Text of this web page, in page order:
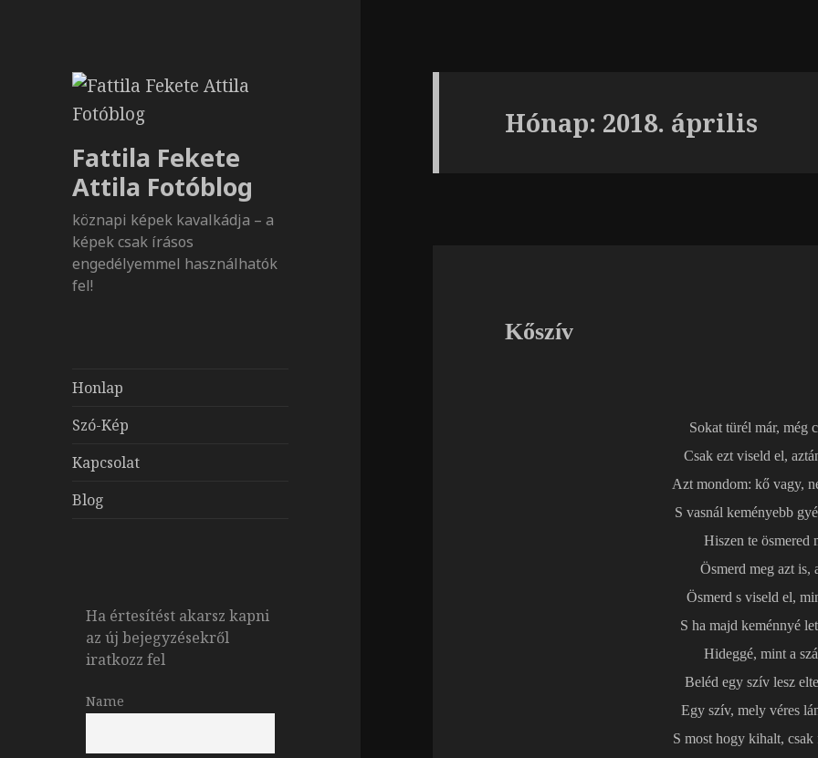
Fattila Fekete
Attila Fotóblog
köznapi képek kavalkádja – a
képek csak írásos
engedélyemmel használhatók
fel!
Honlap
Szó-Kép
Kapcsolat
Blog
Ha értesítést akarsz kapni
az új bejegyzésekről
iratkozz fel
Name
Hónap: 2018. április
Kőszív
Sokat türél már, még
Csak ezt viseld el,
Azt mondom: kő vagy,
S vasnál keményebb
Hiszen te ösmered
Ösmerd meg azt is,
Ösmerd s viseld el,
S ha majd keménnyé
Hideggé, mint a
Beléd egy szív lesz
Egy szív, mely véres
S most hogy kihalt,